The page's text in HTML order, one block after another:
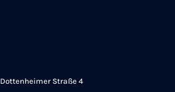
Dottenheimer Straße 4